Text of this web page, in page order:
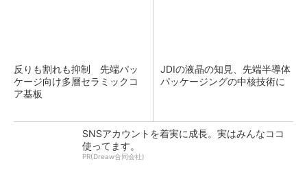
反りも割れも抑制 先端パッ
ケージ向け多層セラミックコ
ア基板
JDIの液晶の知見、先端半導体
パッケージングの中核技術に
SNSアカウントを着実に成長。実はみんなココ
使ってます。
PR(Dreaw合同会社)